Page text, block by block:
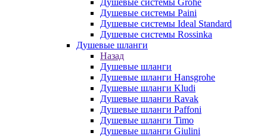
Душевые системы Grohe
Душевые системы Paini
Душевые системы Ideal Standard
Душевые системы Rossinka
Душевые шланги
Назад
Душевые шланги
Душевые шланги Hansgrohe
Душевые шланги Kludi
Душевые шланги Ravak
Душевые шланги Paffoni
Душевые шланги Timo
Душевые шланги Giulini